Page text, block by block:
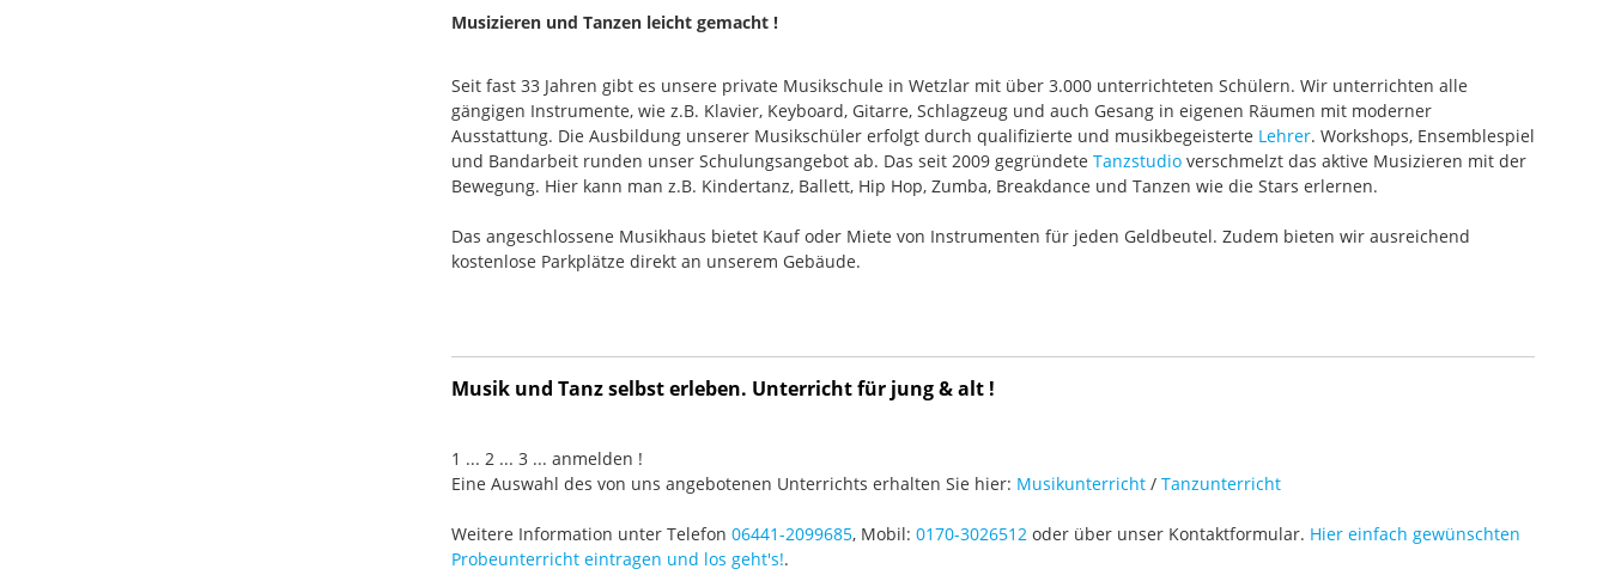
Musizieren und Tanzen leicht gemacht !
Seit fast 33 Jahren gibt es unsere private Musikschule in Wetzlar mit über 3.000 unterrichteten Schülern. Wir unterrichten alle
gängigen Instrumente, wie z.B. Klavier, Keyboard, Gitarre, Schlagzeug und auch Gesang in eigenen Räumen mit moderner
Ausstattung. Die Ausbildung unserer Musikschüler erfolgt durch qualifizierte und musikbegeisterte Lehrer. Workshops, Ensemblespiel
und Bandarbeit runden unser Schulungsangebot ab. Das seit 2009 gegründete Tanzstudio verschmelzt das aktive Musizieren mit der
Bewegung. Hier kann man z.B. Kindertanz, Ballett, Hip Hop, Zumba, Breakdance und Tanzen wie die Stars erlernen.
Das angeschlossene Musikhaus bietet Kauf oder Miete von Instrumenten für jeden Geldbeutel. Zudem bieten wir ausreichend
kostenlose Parkplätze direkt an unserem Gebäude.
Musik und Tanz selbst erleben. Unterricht für jung & alt !
1 ... 2 ... 3 ... anmelden !
Eine Auswahl des von uns angebotenen Unterrichts erhalten Sie hier: Musikunterricht / Tanzunterricht
Weitere Information unter Telefon 06441-2099685, Mobil: 0170-3026512 oder über unser Kontaktformular. Hier einfach gewünschten
Probeunterricht eintragen und los geht's!.